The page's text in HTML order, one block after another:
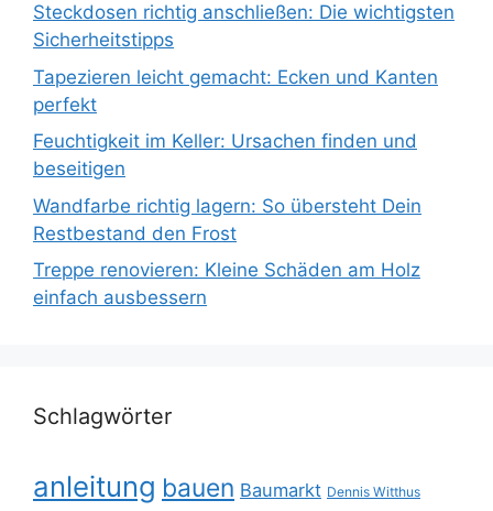
Steckdosen richtig anschließen: Die wichtigsten
Sicherheitstipps
Tapezieren leicht gemacht: Ecken und Kanten
perfekt
Feuchtigkeit im Keller: Ursachen finden und
beseitigen
Wandfarbe richtig lagern: So übersteht Dein
Restbestand den Frost
Treppe renovieren: Kleine Schäden am Holz
einfach ausbessern
Schlagwörter
anleitung bauen Baumarkt Dennis Witthus